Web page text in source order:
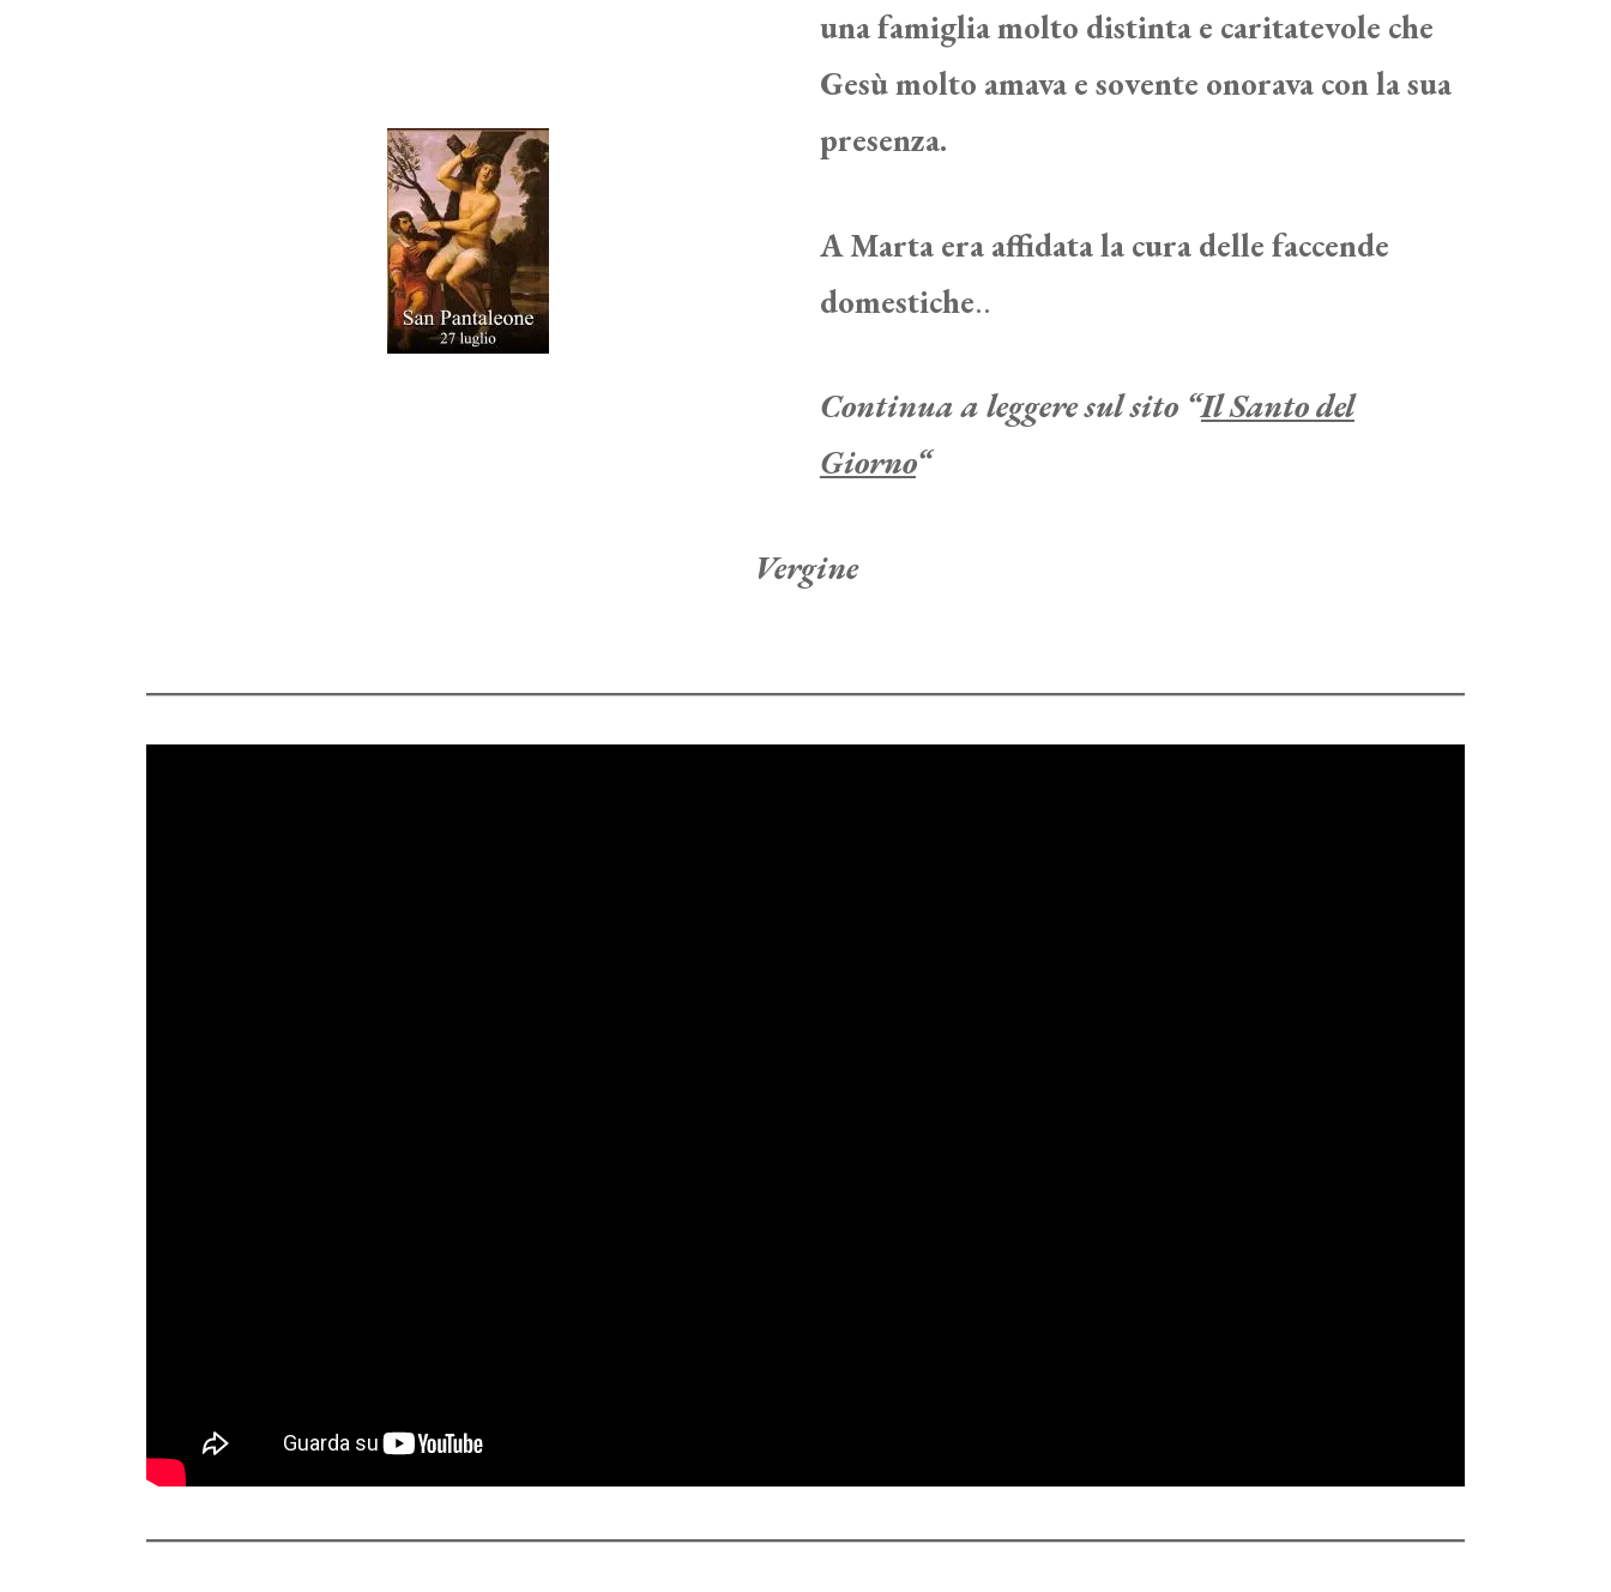
una famiglia molto distinta e caritatevole che
Gesù molto amava e sovente onorava con la sua
presenza.
A Marta era affidata la cura delle faccende
domestiche..
Continua a leggere sul sito “Il Santo del
Giorno“
Vergine